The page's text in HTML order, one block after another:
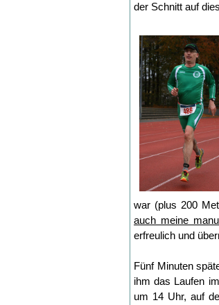
der Schnitt auf
war (plus 200
auch meine
erfreulich und
Fünf Minuten
ihm das Laufen
um 14 Uhr, auf